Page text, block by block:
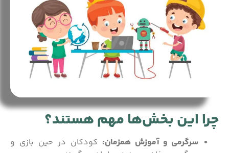
چرا این بخش‌ها مهم هستند؟
سرگرمی و آموزش همزمان: کودکان در حین بازی و